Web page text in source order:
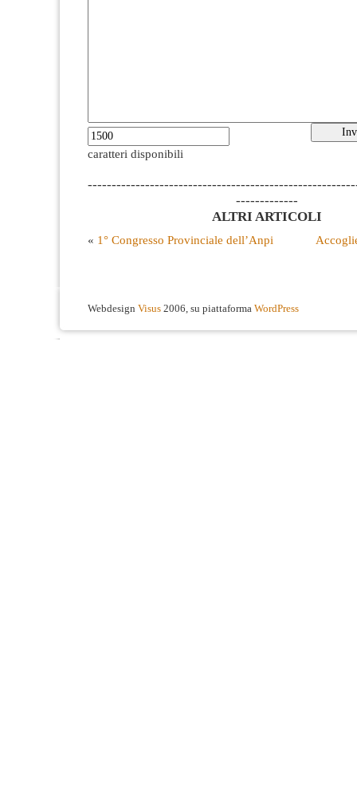
caratteri disponibili
-------------
ALTRI ARTICOLI
« 1° Congresso Provinciale dell’Anpi
Webdesign Visus 2006, su piattaforma WordPress